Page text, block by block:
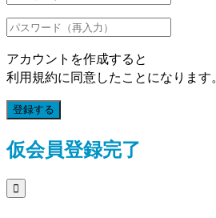
アカウントを作成すると
利用規約に同意したことになります。
登録する
仮会員登録完了
